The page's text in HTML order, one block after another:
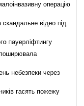
операцію
відео під
пауерліфтингу
небезпеки через
гасять пожежу